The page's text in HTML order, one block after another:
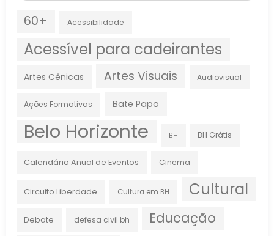
60+ Acessibilidade
Acessível para cadeirantes
Artes Cênicas Artes Visuais Audiovisual
Ações Formativas Bate Papo
Belo Horizonte BH BH Grátis
Calendário Anual de Eventos Cinema
Circuito Liberdade Cultura em BH Cultural
Debate defesa civil bh Educação